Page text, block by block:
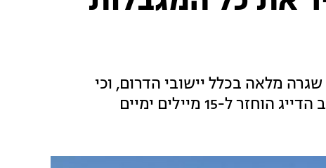
מלאה בכלל יישובי הדרום, וכי
ל-15 מיילים ימיים